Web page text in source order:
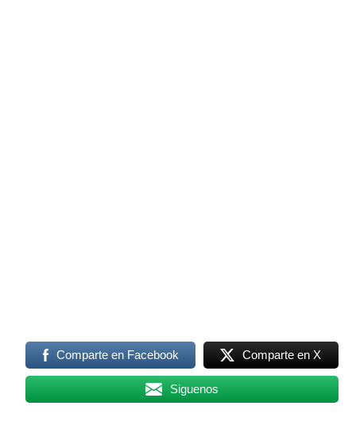
Comparte en Facebook Comparte en X
Siguenos